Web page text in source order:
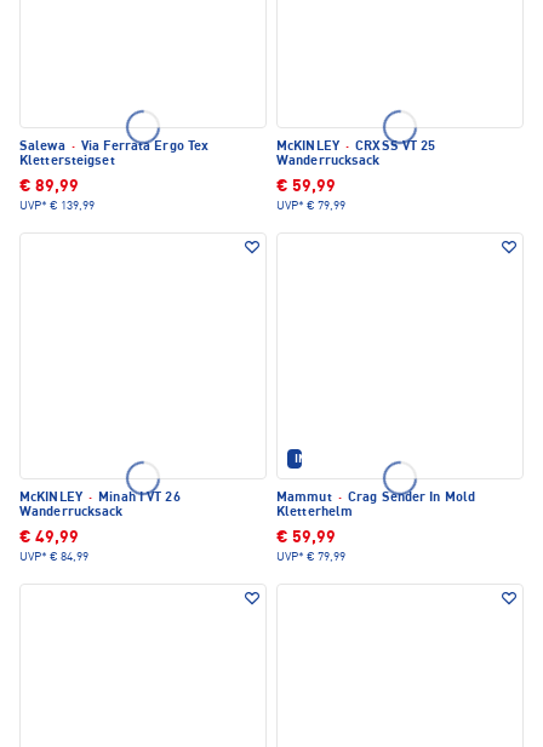
Salewa · Via Ferrata Ergo Tex
Klettersteigset
€ 89,99
UVP* € 139,99
McKINLEY · CRXSS VT 25
Wanderrucksack
€ 59,99
UVP* € 79,99
McKINLEY · Minah I VT 26
Wanderrucksack
€ 49,99
UVP* € 84,99
IM SET ERHÄLTLICH
Mammut · Crag Sender In Mold
Kletterhelm
€ 59,99
UVP* € 79,99